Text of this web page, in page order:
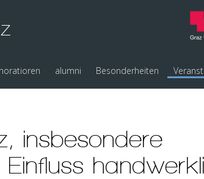
alumni Besonderheiten
insbesondere